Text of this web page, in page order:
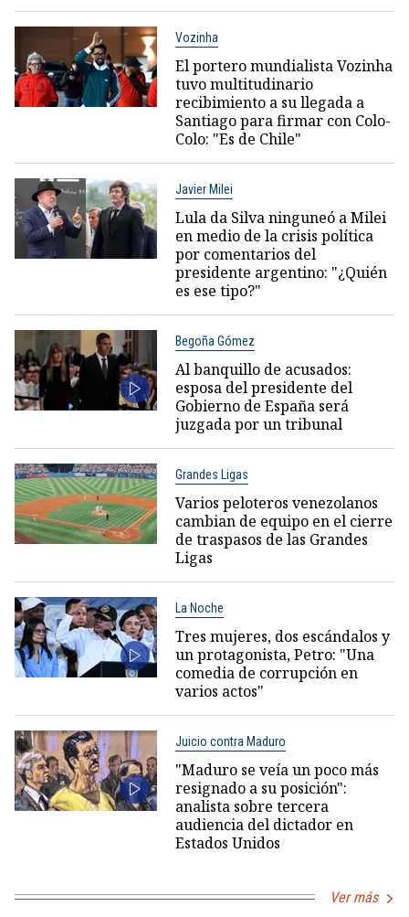
Vozinha
El portero mundialista Vozinha
tuvo multitudinario
recibimiento a su llegada a
Santiago para firmar con Colo-
Colo: "Es de Chile"
Javier Milei
Lula da Silva ninguneó a Milei
en medio de la crisis política
por comentarios del
presidente argentino: "¿Quién
es ese tipo?"
Begoña Gómez
Al banquillo de acusados:
esposa del presidente del
Gobierno de España será
juzgada por un tribunal
Grandes Ligas
Varios peloteros venezolanos
cambian de equipo en el cierre
de traspasos de las Grandes
Ligas
La Noche
Tres mujeres, dos escándalos y
un protagonista, Petro: "Una
comedia de corrupción en
varios actos"
Juicio contra Maduro
"Maduro se veía un poco más
resignado a su posición":
analista sobre tercera
audiencia del dictador en
Estados Unidos
Ver más